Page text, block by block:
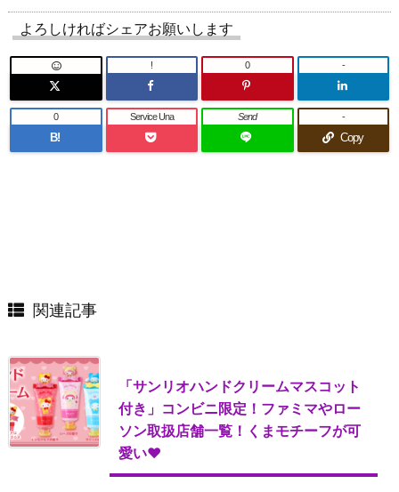
よろしければシェアお願いします
! 0 -
B!
0 Service Una Send
Copy
-
関連記事
「サンリオハンドクリームマスコット
付き」コンビニ限定！ファミマやロー
ソン取扱店舗一覧！くまモチーフが可
愛い♥